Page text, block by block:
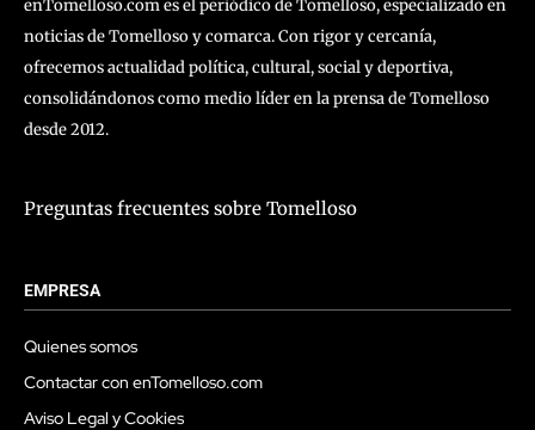
enTomelloso.com es el periódico de Tomelloso, especializado en
noticias de Tomelloso y comarca. Con rigor y cercanía,
ofrecemos actualidad política, cultural, social y deportiva,
consolidándonos como medio líder en la prensa de Tomelloso
desde 2012.
Preguntas frecuentes sobre Tomelloso
EMPRESA
Quienes somos
Contactar con enTomelloso.com
Aviso Legal y Cookies